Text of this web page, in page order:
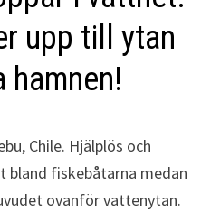
upp till ytan
hamnen!
Chile. Hjälplös och
bland fiskebåtarna medan
ovanför vattenytan.